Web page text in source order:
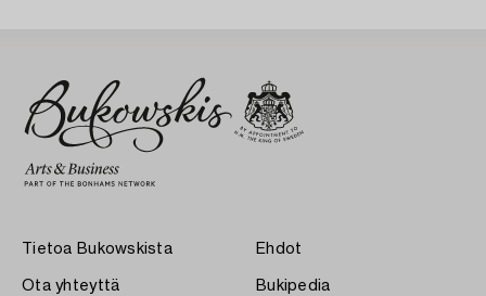
Tietoa Bukowskista
Ota yhteyttä
Ehdot
Bukipedia